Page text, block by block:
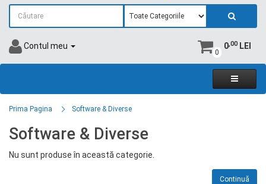
Contul meu
0
0,00LEI
Prima Pagina Software & Diverse
Software & Diverse
Nu sunt produse în această categorie.
Continuă